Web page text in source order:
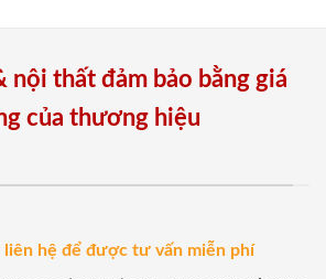
nội thất đảm bảo bằng giá
của thương hiệu
liên hệ để được tư vấn miễn phí